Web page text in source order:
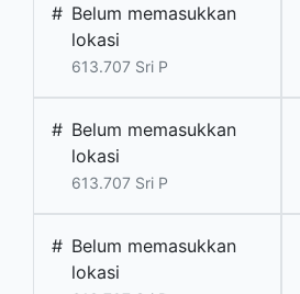
# Belum memasukkan
lokasi
613.707 Sri P
# Belum memasukkan
lokasi
613.707 Sri P
# Belum memasukkan
lokasi